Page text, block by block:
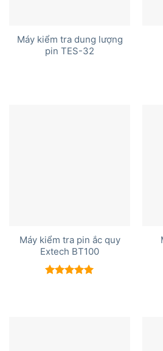
Máy kiểm tra dung lượng
pin TES-32
Máy kiểm tra pin ắc quy
Extech BT100